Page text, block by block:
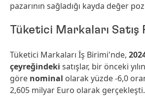
pazarının sağladığı kayda değer
Tüketici Markaları Satış
Tüketici Markaları İş Birimi'nde,
çeyreğindeki satışlar, bir önceki
göre nominal olarak yüzde -6,0
2,605 milyar Euro olarak gerçekleşti.